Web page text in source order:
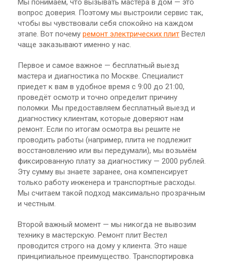
вопрос доверия. Поэтому мы выстроили сервис так,
чтобы вы чувствовали себя спокойно на каждом
этапе. Вот почему ремонт электрических плит Вестел
чаще заказывают именно у нас.
Первое и самое важное — бесплатный выезд
мастера и диагностика по Москве. Специалист
приедет к вам в удобное время с 9:00 до 21:00,
проведёт осмотр и точно определит причину
поломки. Мы предоставляем бесплатный выезд и
диагностику клиентам, которые доверяют нам
ремонт. Если по итогам осмотра вы решите не
проводить работы (например, плита не подлежит
восстановлению или вы передумали), мы возьмём
фиксированную плату за диагностику — 2000 рублей.
Эту сумму вы знаете заранее, она компенсирует
только работу инженера и транспортные расходы.
Мы считаем такой подход максимально прозрачным
и честным.
Второй важный момент — мы никогда не вывозим
технику в мастерскую. Ремонт плит Вестел
проводится строго на дому у клиента. Это наше
принципиальное преимущество. Транспортировка